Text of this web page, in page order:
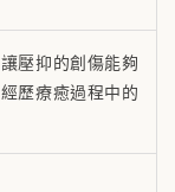
壓抑的創傷能夠
歷療癒過程中的